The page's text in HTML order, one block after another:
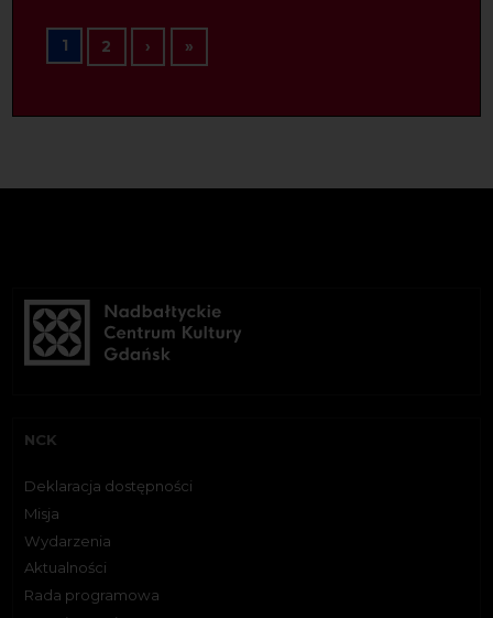
Stronicowanie
1 2 › Następna strona
»Ostatnia strona
NCK
Deklaracja dostępności
Misja
Wydarzenia
Aktualności
Rada programowa